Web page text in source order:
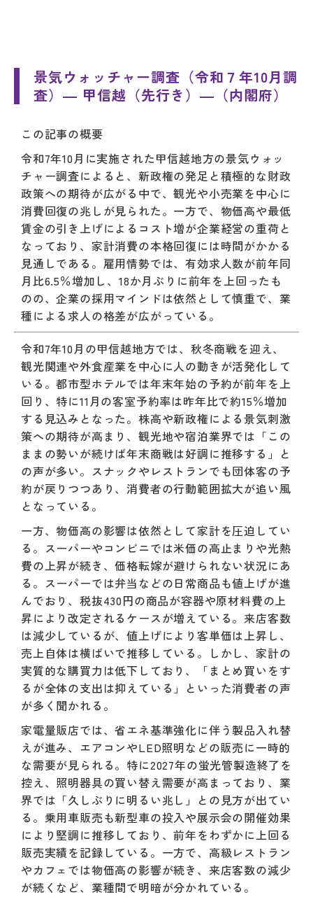
景気ウォッチャー調査（令和７年10月調
査）― 甲信越（先行き）―（内閣府）
この記事の概要
令和7年10月に実施された甲信越地方の景気ウォッ
チャー調査によると、新政権の発足と積極的な財政
政策への期待が広がる中で、観光や小売業を中心に
消費回復の兆しが見られた。一方で、物価高や最低
賃金の引き上げによるコスト増が企業経営の重荷と
なっており、家計消費の本格回復には時間がかかる
見通しである。雇用情勢では、有効求人数が前年同
月比6.5％増加し、18か月ぶりに前年を上回ったも
のの、企業の採用マインドは依然として慎重で、業
種による求人の格差が広がっている。
令和7年10月の甲信越地方では、秋冬商戦を迎え、
観光関連や外食産業を中心に人の動きが活発化して
いる。都市型ホテルでは年末年始の予約が前年を上
回り、特に11月の客室予約率は昨年比で約15％増加
する見込みとなった。株高や新政権による景気刺激
策への期待が高まり、観光地や宿泊業界では「この
ままの勢いが続けば年末商戦は好調に推移する」と
の声が多い。スナックやレストランでも団体客の予
約が戻りつつあり、消費者の行動範囲拡大が追い風
となっている。
一方、物価高の影響は依然として家計を圧迫してい
る。スーパーやコンビニでは米価の高止まりや光熱
費の上昇が続き、価格転嫁が避けられない状況にあ
る。スーパーでは弁当などの日常商品も値上げが進
んでおり、税抜430円の商品が容器や原材料費の上
昇により改定されるケースが増えている。来店客数
は減少しているが、値上げにより客単価は上昇し、
売上自体は横ばいで推移している。しかし、家計の
実質的な購買力は低下しており、「まとめ買いをす
るが全体の支出は抑えている」といった消費者の声
が多く聞かれる。
家電量販店では、省エネ基準強化に伴う製品入れ替
えが進み、エアコンやLED照明などの販売に一時的
な需要が見られる。特に2027年の蛍光管製造終了を
控え、照明器具の買い替え需要が高まっており、業
界では「久しぶりに明るい兆し」との見方が出てい
る。乗用車販売も新型車の投入や展示会の開催効果
により堅調に推移しており、前年をわずかに上回る
販売実績を記録している。一方で、高級レストラン
やカフェでは物価高の影響が続き、来店客数の減少
が続くなど、業種間で明暗が分かれている。